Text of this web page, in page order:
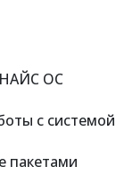
НАЙС ОС
с системой
пакетами